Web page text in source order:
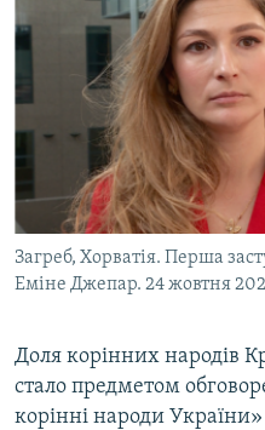
Загреб, Хорватія. Перша
Еміне Джепар. 24 жовтня
Доля корінних народів
стало предметом
корінні народи